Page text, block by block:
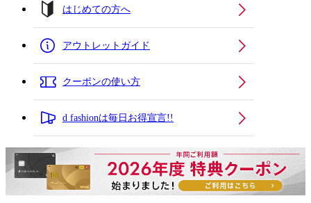
はじめての方へ
アウトレットガイド
クーポンの使い方
d fashionは毎日お得宣言!!